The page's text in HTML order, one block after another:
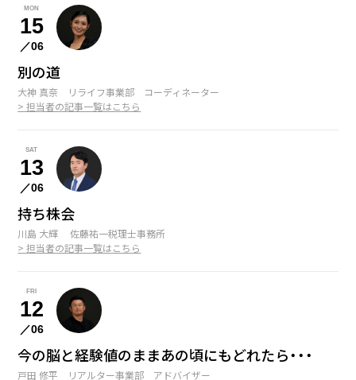
MON
15
／06
別の道
大神 真奈 リライフ事業部 コーディネーター
> 担当者の記事一覧はこちら
SAT
13
／06
持ち株会
川島 大輝 佐藤祐一税理士事務所
> 担当者の記事一覧はこちら
FRI
12
／06
今の脳と経験値のままあの頃にもどれたら・・・
戸田 修平 リアルター事業部 アドバイザー